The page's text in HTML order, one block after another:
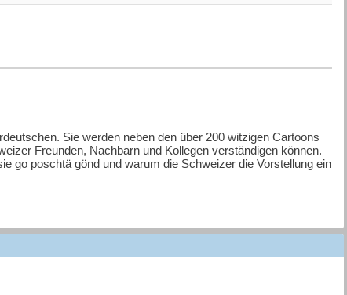
Sie werden neben den über 200 witzigen Cartoons
Freunden, Nachbarn und Kollegen verständigen können.
go poschtä gönd und warum die Schweizer die Vorstellung ein
und Deutsch-Lehrerin) und dem Autor und Illustrator (einem
wie für die Freizeit aneignen. Ausserdem erhalten Sie
des Dialekts gegenüber der Hochsprache.